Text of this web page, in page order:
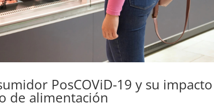
PosCOViD-19 y su impacto
de alimentación